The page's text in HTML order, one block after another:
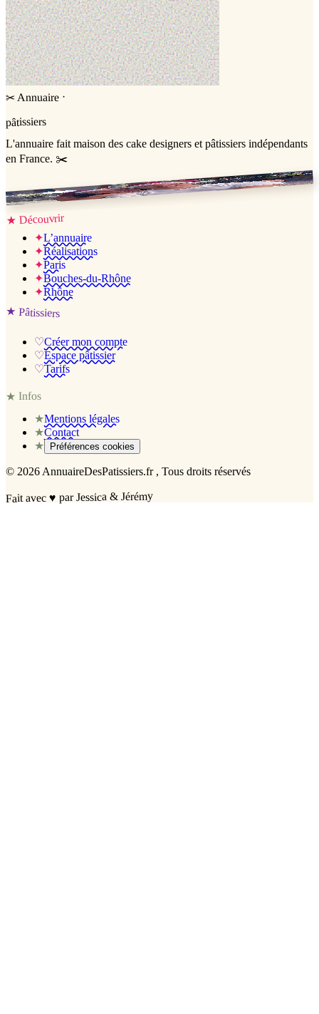
✂ Annuaire ·
pâtissiers
L'annuaire fait maison des cake designers et pâtissiers indépendants
en France. ✂️
Jessica & Jérémy ♡
★ Découvrir
✦L’annuaire
✦Réalisations
✦Paris
✦Bouches-du-Rhône
✦Rhône
★ Pâtissiers
♡Créer mon compte
♡Espace pâtissier
♡Tarifs
★Infos
★Mentions légales
★Contact
★
Préférences cookies
© 2026 AnnuaireDesPatissiers.fr , Tous droits réservés
Fait avec♥ par Jessica & Jérémy